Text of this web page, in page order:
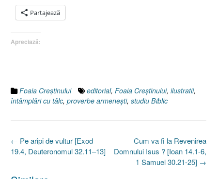
Partajează
Apreciază:
Foaia Creştinului editorial, Foaia Creştinului, ilustratii,
întâmplări cu tâlc, proverbe armeneşti, studiu Biblic
Post
navigation
Cum va fi la Revenirea
Domnului Isus ? [Ioan 14.1-6,
1 Samuel 30.21-25] →
← Pe aripi de vultur [Exod
19.4, Deuteronomul 32.11–13]